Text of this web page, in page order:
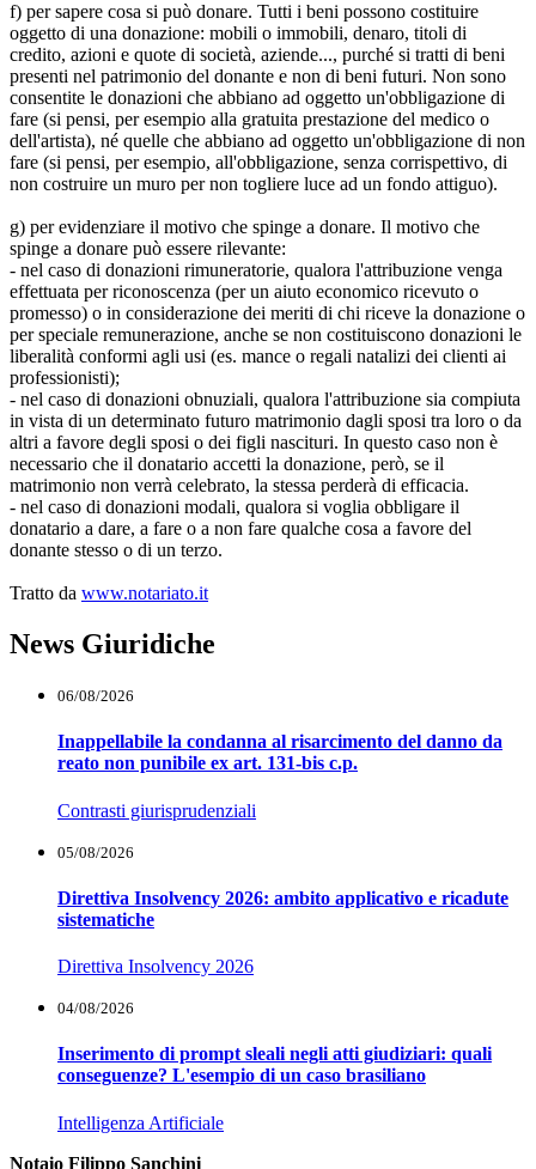
f) per sapere cosa si può donare. Tutti i beni possono costituire
oggetto di una donazione: mobili o immobili, denaro, titoli di
credito, azioni e quote di società, aziende..., purché si tratti di beni
presenti nel patrimonio del donante e non di beni futuri. Non sono
consentite le donazioni che abbiano ad oggetto un'obbligazione di
fare (si pensi, per esempio alla gratuita prestazione del medico o
dell'artista), né quelle che abbiano ad oggetto un'obbligazione di non
fare (si pensi, per esempio, all'obbligazione, senza corrispettivo, di
non costruire un muro per non togliere luce ad un fondo attiguo).
g) per evidenziare il motivo che spinge a donare. Il motivo che
spinge a donare può essere rilevante:
- nel caso di donazioni rimuneratorie, qualora l'attribuzione venga
effettuata per riconoscenza (per un aiuto economico ricevuto o
promesso) o in considerazione dei meriti di chi riceve la donazione o
per speciale remunerazione, anche se non costituiscono donazioni le
liberalità conformi agli usi (es. mance o regali natalizi dei clienti ai
professionisti);
- nel caso di donazioni obnuziali, qualora l'attribuzione sia compiuta
in vista di un determinato futuro matrimonio dagli sposi tra loro o da
altri a favore degli sposi o dei figli nascituri. In questo caso non è
necessario che il donatario accetti la donazione, però, se il
matrimonio non verrà celebrato, la stessa perderà di efficacia.
- nel caso di donazioni modali, qualora si voglia obbligare il
donatario a dare, a fare o a non fare qualche cosa a favore del
donante stesso o di un terzo.
Tratto da www.notariato.it
News Giuridiche
06/08/2026
Inappellabile la condanna al risarcimento del danno da
reato non punibile ex art. 131-bis c.p.
Contrasti giurisprudenziali
05/08/2026
Direttiva Insolvency 2026: ambito applicativo e ricadute
sistematiche
Direttiva Insolvency 2026
04/08/2026
Inserimento di prompt sleali negli atti giudiziari: quali
conseguenze? L'esempio di un caso brasiliano
Intelligenza Artificiale
Notaio Filippo Sanchini